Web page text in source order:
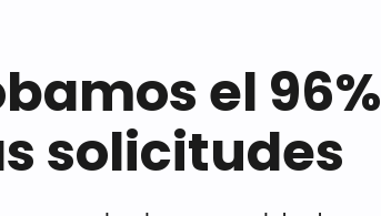
el 96%
solicitudes